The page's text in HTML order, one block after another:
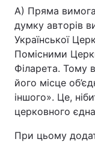
Тема оформлення
А) Пряма вимога
думку авторів
Української
Помісними
Філарета. Тому
його місце
іншого». Це,
церковного
При цьому